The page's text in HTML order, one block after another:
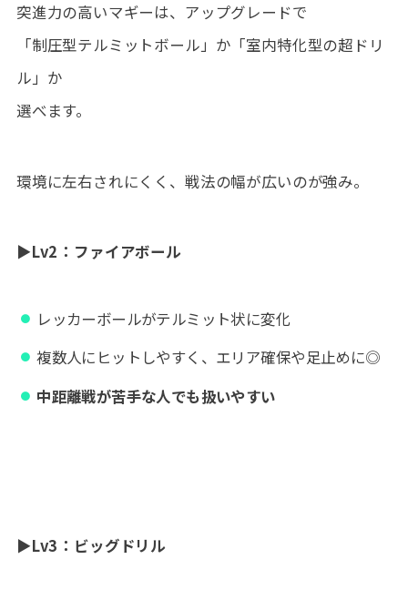
突進力の高いマギーは、アップグレードで
「制圧型テルミットボール」か「室内特化型の超ドリ
ル」か
選べます。
環境に左右されにくく、戦法の幅が広いのが強み。
▶Lv2：ファイアボール
レッカーボールがテルミット状に変化
複数人にヒットしやすく、エリア確保や足止めに◎
中距離戦が苦手な人でも扱いやすい
▶Lv3： ビッグドリル